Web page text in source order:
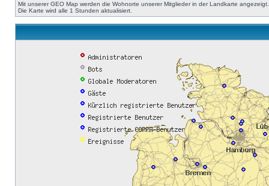
Mit unserer GEO Map werden die Wohnorte unserer Mitglieder in der Landkarte
Die Karte wird alle 1 Stunden aktualisiert.